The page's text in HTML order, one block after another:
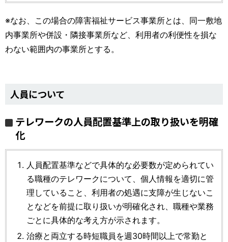
※なお、この場合の障害福祉サービス事業所とは、同一敷地
内事業所や併設・隣接事業所など、利用者の利便性を損な
わない範囲内の事業所とする。
人員について
テレワークの人員配置基準上の取り扱いを明確
化
人員配置基準などで具体的な必要数が定められてい
る職種のテレワークについて、個人情報を適切に管
理していること、利用者の処遇に支障が生じないこ
となどを前提に取り扱いが明確化され、職種や業務
ごとに具体的な考え方が示されます。
治療と両立する時短職員を週30時間以上で常勤と